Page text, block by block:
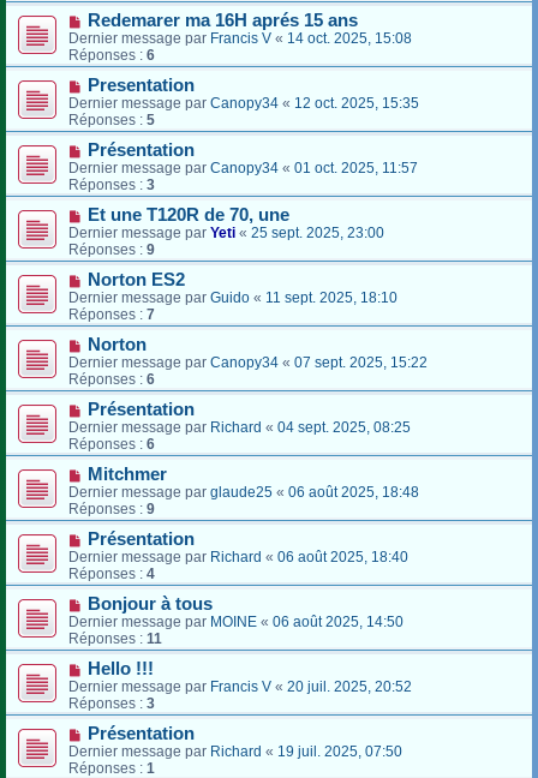
Redemarer ma 16H aprés 15 ans
Dernier message par Francis V « 14 oct. 2025, 15:08
Réponses : 6
Presentation
Dernier message par Canopy34 « 12 oct. 2025, 15:35
Réponses : 5
Présentation
Dernier message par Canopy34 « 01 oct. 2025, 11:57
Réponses : 3
Et une T120R de 70, une
Dernier message par Yeti « 25 sept. 2025, 23:00
Réponses : 9
Norton ES2
Dernier message par Guido « 11 sept. 2025, 18:10
Réponses : 7
Norton
Dernier message par Canopy34 « 07 sept. 2025, 15:22
Réponses : 6
Présentation
Dernier message par Richard « 04 sept. 2025, 08:25
Réponses : 6
Mitchmer
Dernier message par glaude25 « 06 août 2025, 18:48
Réponses : 9
Présentation
Dernier message par Richard « 06 août 2025, 18:40
Réponses : 4
Bonjour à tous
Dernier message par MOINE « 06 août 2025, 14:50
Réponses : 11
Hello !!!
Dernier message par Francis V « 20 juil. 2025, 20:52
Réponses : 3
Présentation
Dernier message par Richard « 19 juil. 2025, 07:50
Réponses : 1